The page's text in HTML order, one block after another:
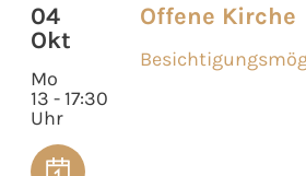
04
Okt
Mo
13 - 17:30
Uhr
Offene Kirche